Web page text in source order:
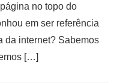
no topo do
em ser referência
da internet? Sabemos
[…]